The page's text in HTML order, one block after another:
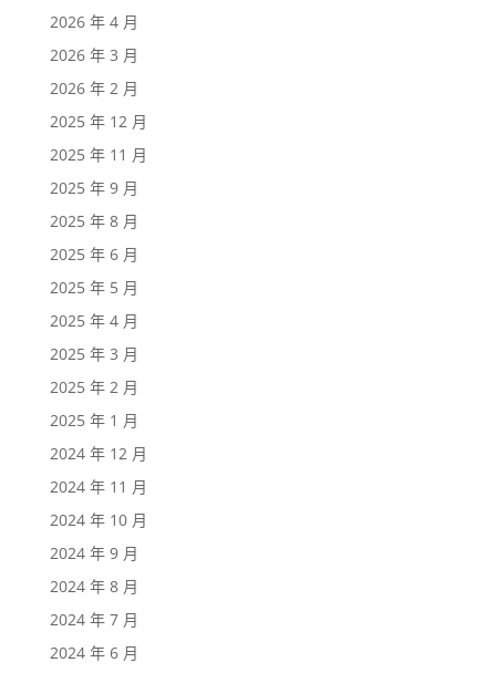
2026 年 4 月
2026 年 3 月
2026 年 2 月
2025 年 12 月
2025 年 11 月
2025 年 9 月
2025 年 8 月
2025 年 6 月
2025 年 5 月
2025 年 4 月
2025 年 3 月
2025 年 2 月
2025 年 1 月
2024 年 12 月
2024 年 11 月
2024 年 10 月
2024 年 9 月
2024 年 8 月
2024 年 7 月
2024 年 6 月